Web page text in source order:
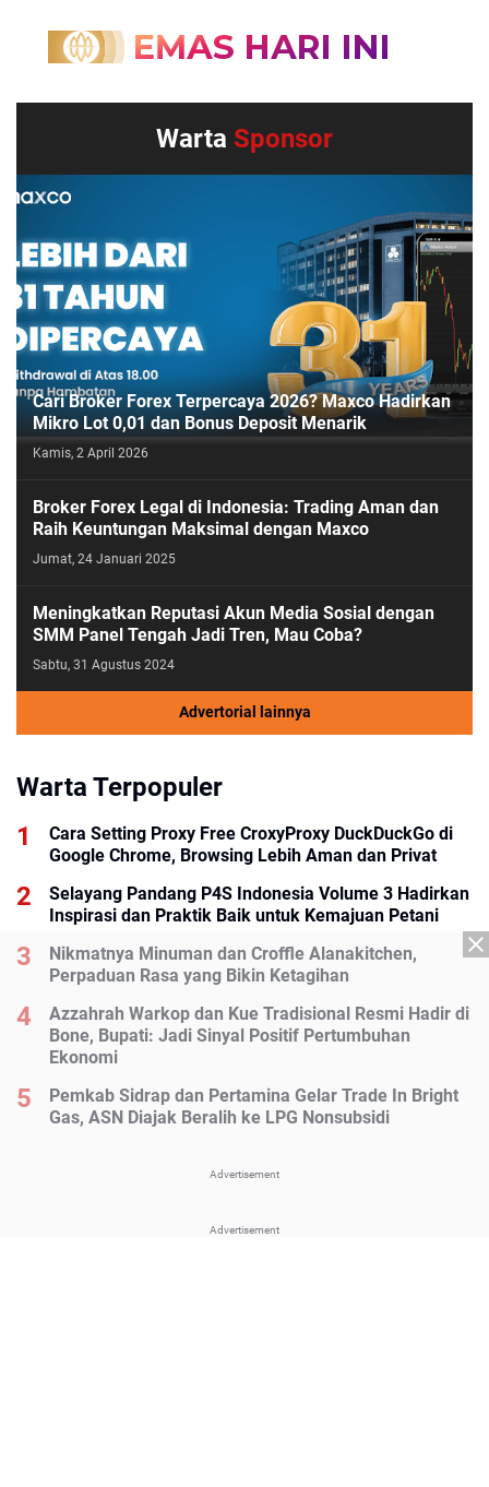
Warta Sponsor
Cari Broker Forex Terpercaya 2026? Maxco Hadirkan
Mikro Lot 0,01 dan Bonus Deposit Menarik
Kamis, 2 April 2026
Broker Forex Legal di Indonesia: Trading Aman dan
Raih Keuntungan Maksimal dengan Maxco
Jumat, 24 Januari 2025
Meningkatkan Reputasi Akun Media Sosial dengan
SMM Panel Tengah Jadi Tren, Mau Coba?
Sabtu, 31 Agustus 2024
Advertorial lainnya
Warta Terpopuler
Cara Setting Proxy Free CroxyProxy DuckDuckGo di
Google Chrome, Browsing Lebih Aman dan Privat
Selayang Pandang P4S Indonesia Volume 3 Hadirkan
Inspirasi dan Praktik Baik untuk Kemajuan Petani
Nikmatnya Minuman dan Croffle Alanakitchen,
Perpaduan Rasa yang Bikin Ketagihan
Azzahrah Warkop dan Kue Tradisional Resmi Hadir di
Bone, Bupati: Jadi Sinyal Positif Pertumbuhan
Ekonomi
Pemkab Sidrap dan Pertamina Gelar Trade In Bright
Gas, ASN Diajak Beralih ke LPG Nonsubsidi
Advertisement
Advertisement